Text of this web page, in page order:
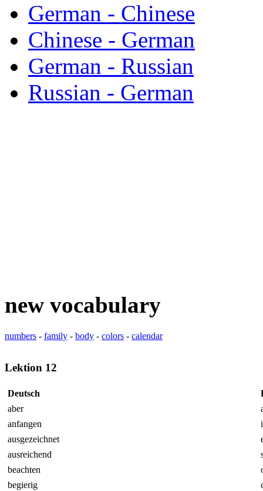
German - Chinese
Chinese - German
German - Russian
Russian - German
new vocabulary
numbers - family - body - colors - calendar
Lektion 12
Deutsch
aber
anfangen
ausgezeichnet
ausreichend
beachten
begierig